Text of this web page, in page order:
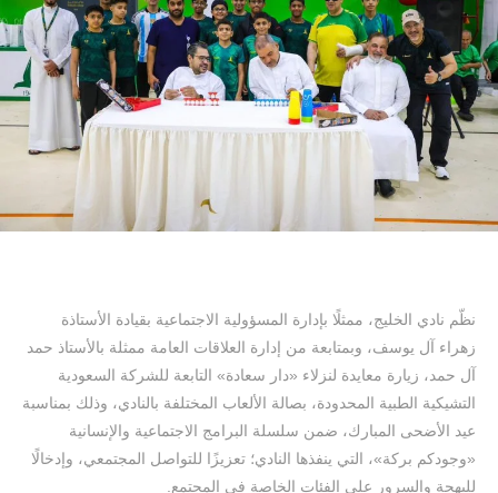
نظّم نادي الخليج، ممثلًا بإدارة المسؤولية الاجتماعية بقيادة الأستاذة
زهراء آل يوسف، وبمتابعة من إدارة العلاقات العامة ممثلة بالأستاذ حمد
آل حمد، زيارة معايدة لنزلاء «دار سعادة» التابعة للشركة السعودية
التشيكية الطبية المحدودة، بصالة الألعاب المختلفة بالنادي، وذلك بمناسبة
عيد الأضحى المبارك، ضمن سلسلة البرامج الاجتماعية والإنسانية
«وجودكم بركة»، التي ينفذها النادي؛ تعزيزًا للتواصل المجتمعي، وإدخالًا
للبهجة والسرور على الفئات الخاصة في المجتمع.